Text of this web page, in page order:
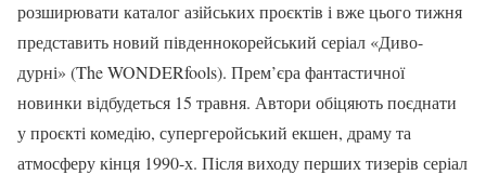
розширювати каталог азійських проєктів і вже цього тижня
представить новий південнокорейський серіал «Диво-
дурні» (The WONDERfools). Прем’єра фантастичної
новинки відбудеться 15 травня. Автори обіцяють поєднати
у проєкті комедію, супергеройський екшен, драму та
атмосферу кінця 1990-х. Після виходу перших тизерів серіал